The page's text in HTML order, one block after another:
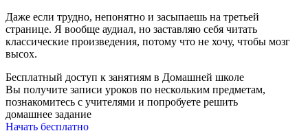
Даже если трудно, непонятно и засыпаешь на третьей
странице. Я вообще аудиал, но заставляю себя читать
классические произведения, потому что не хочу, чтобы мозг
высох.‍
Бесплатный доступ к занятиям в Домашней школе
Вы получите записи уроков по нескольким предметам,
познакомитесь с учителями и попробуете решить
домашнее задание
Начать бесплатно